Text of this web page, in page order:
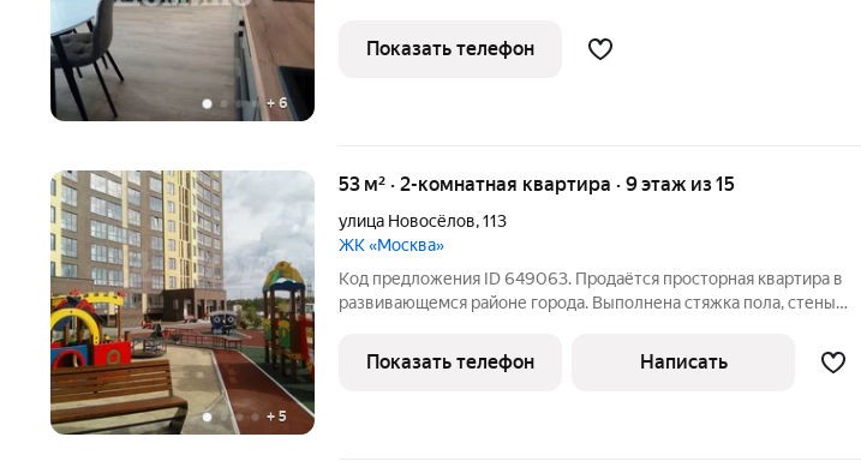
+ 6
видеонаблюдение, большие парковки. Рядом 2 детских сада,
школа, много различных магазинов,
Показать телефон
+ 5
53 м² · 2-комнатная квартира · 9 этаж из 15
улица Новосёлов,113
ЖК «Москва»
Код предложения ID 649063. Продаётся просторная квартира в
развивающемся районе города. Выполнена стяжка пола, стены
магазины в шаговой доступности. Во дворе современные детские
Показать телефон Написать